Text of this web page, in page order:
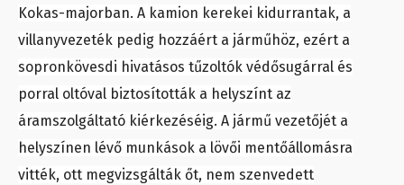
Kokas-majorban. A kamion kerekei kidurrantak, a
villanyvezeték pedig hozzáért a járműhöz, ezért a
sopronkövesdi hivatásos tűzoltók védősugárral és
porral oltóval biztosították a helyszínt az
áramszolgáltató kiérkezéséig. A jármű vezetőjét a
helyszínen lévő munkások a lövői mentőállomásra
vitték, ott megvizsgálták őt, nem szenvedett